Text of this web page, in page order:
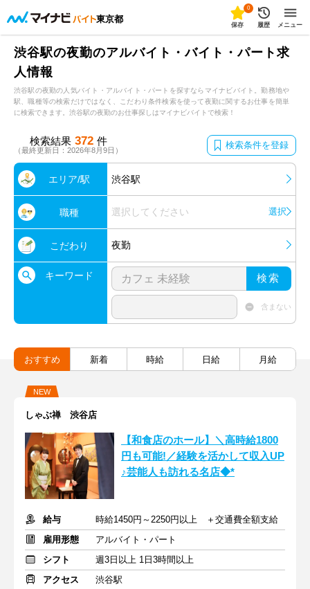
東京都
0
保存 履歴 メニュー
渋谷駅の夜勤のアルバイト・バイト・パート求
人情報
渋谷駅の夜勤の人気バイト・アルバイト・パートを探すならマイナビバイト。勤務地や
駅、職種等の検索だけではなく、こだわり条件検索を使って夜勤に関するお仕事を簡単
に検索できます。渋谷駅の夜勤のお仕事探しはマイナビバイトで検索！
検索結果 372 件
（最終更新日：2026年8月9日） 検索条件を登録
エリア/駅 渋谷駅
職種 選択してください 選択
こだわり 夜勤
キーワード 検索
含まない
おすすめ 新着 時給 日給 月給
NEW
しゃぶ禅 渋谷店
【和食店のホール】＼高時給1800
円も可能!／経験を活かして収入UP
♪芸能人も訪れる名店◆*
給与
時給1450円～2250円以上 ＋交通費全額支給
雇用形態
アルバイト・パート
シフト
週3日以上 1日3時間以上
アクセス
渋谷駅